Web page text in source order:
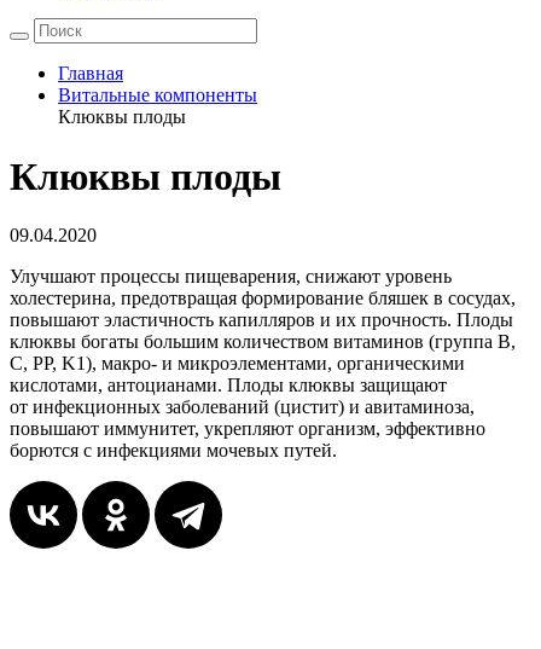
Главная
Витальные компоненты
Клюквы плоды
Клюквы плоды
09.04.2020
Улучшают процессы пищеварения, снижают уровень
холестерина, предотвращая формирование бляшек в сосудах,
повышают эластичность капилляров и их прочность. Плоды
клюквы богаты большим количеством витаминов (группа B,
C, PP, K1), макро- и микроэлементами, органическими
кислотами, антоцианами. Плоды клюквы защищают
от инфекционных заболеваний (цистит) и авитаминоза,
повышают иммунитет, укрепляют организм, эффективно
борются с инфекциями мочевых путей.